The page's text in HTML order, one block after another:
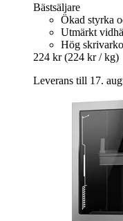
Bästsäljare
Ökad styrka
Utmärkt
Hög
224 kr (224 kr / kg)
Leverans till 17.